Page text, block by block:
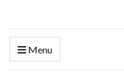
Menu